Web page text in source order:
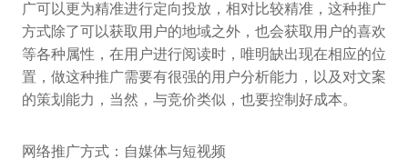
广可以更为精准进行定向投放，相对比较精准，这种推广
方式除了可以获取用户的地域之外，也会获取用户的喜欢
等各种属性，在用户进行阅读时，唯明缺出现在相应的位
置，做这种推广需要有很强的用户分析能力，以及对文案
的策划能力，当然，与竞价类似，也要控制好成本。
网络推广方式：自媒体与短视频